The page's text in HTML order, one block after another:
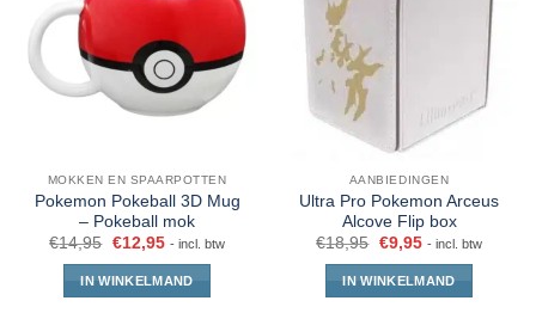
MOKKEN EN SPAARPOTTEN
Pokemon Pokeball 3D Mug
– Pokeball mok
€14,95 €12,95 - incl. btw
IN WINKELMAND
AANBIEDINGEN
Ultra Pro Pokemon Arceus
Alcove Flip box
€18,95 €9,95 - incl. btw
IN WINKELMAND